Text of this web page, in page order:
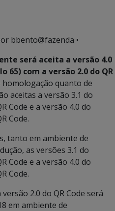
bbento@fazenda •
será aceita a versão 4.0
65) com a versão 2.0 do QR
quanto de
aceitas a versão 3.1 do
Code e a versão 4.0 do
Code.
tanto em ambiente de
as versões 3.1 do
Code e a versão 4.0 do
Code.
2.0 do QR Code será
em ambiente de